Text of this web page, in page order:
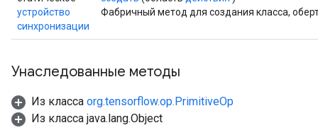
устройство
синхронизации
Фабричный метод для создания класса,
Унаследованные методы
Из класса org.tensorflow.op.PrimitiveOp
Из класса java.lang.Object